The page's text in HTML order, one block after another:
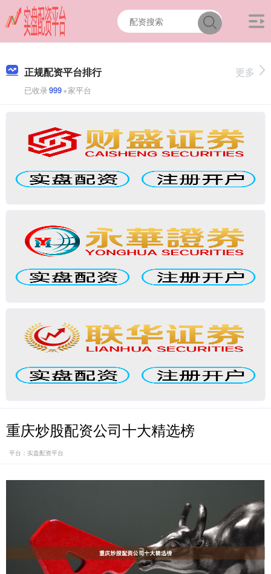
正规配资平台排行
已收录999+家平台
更多
重庆炒股配资公司十大精选榜
平台：实盘配资平台